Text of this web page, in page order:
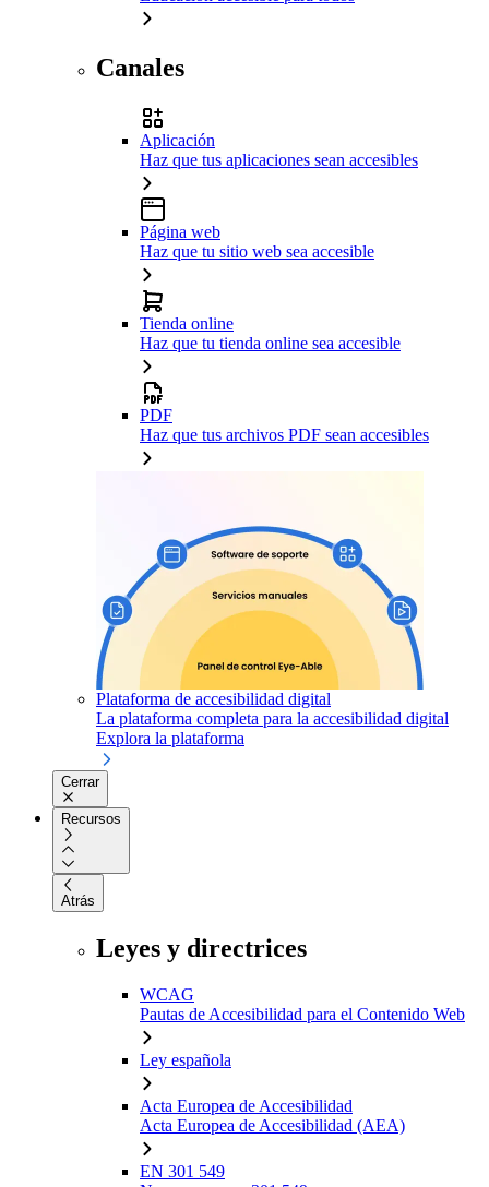
Canales
Aplicación
Haz que tus aplicaciones sean accesibles
Página web
Haz que tu sitio web sea accesible
Tienda online
Haz que tu tienda online sea accesible
PDF
Haz que tus archivos PDF sean accesibles
Plataforma de accesibilidad digital
La plataforma completa para la accesibilidad digital
Explora la plataforma
Cerrar
Recursos
Atrás
Leyes y directrices
WCAG
Pautas de Accesibilidad para el Contenido Web
Ley española
Acta Europea de Accesibilidad
Acta Europea de Accesibilidad (AEA)
EN 301 549